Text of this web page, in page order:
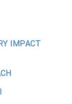
IMPACT